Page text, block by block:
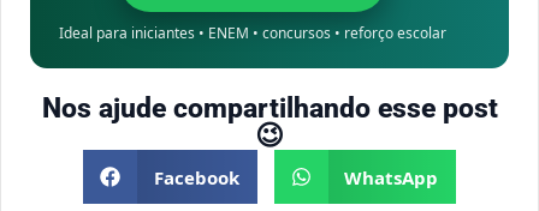
Ideal para iniciantes • ENEM • concursos • reforço escolar
Nos ajude compartilhando esse post
😉
Facebook WhatsApp